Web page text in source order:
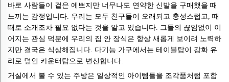
바로 사람들이 겉은 예쁘지만 너무나도 연약한 신발을 구매했을 때
느끼는 감정입니다. 우리는 모두 친구들이 오래되고 충성스럽고, 때
때로 소개조차 필요 없다는 것을 알고 있습니다. 그들의 끊임없이 이
어지는 관심 덕분에 우리의 집 안 장식은 항상 새롭게 보이려 노력하
지만 결국은 식상해집니다. 다기능 가구에서는 테이블탑이 강화 유
리로 덮인 카운터탑으로 변신합니다.
거실에서 볼 수 있는 주방은 일상적인 아이템들을 조각품처럼 포함